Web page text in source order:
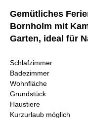
Gemütliches
Bornholm mit
Garten, ideal für
Schlafzimmer
Badezimmer
Wohnfläche
Grundstück
Haustiere
Kurzurlaub möglich